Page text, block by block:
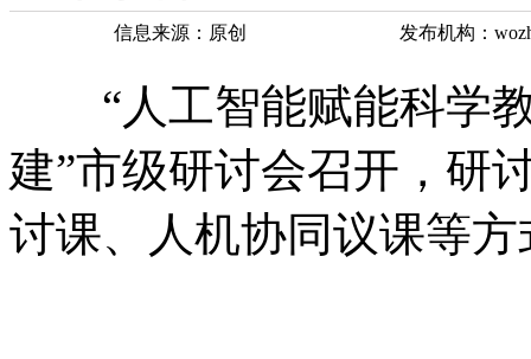
信息来源：原创 发布机构：
“人工智能赋能科学教
建”市级研讨会召开，研
讨课、人机协同议课等方